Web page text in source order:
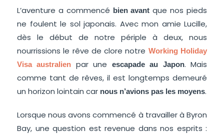
L’aventure a commencé bien avant que nos pieds
ne foulent le sol japonais. Avec mon amie Lucille,
dès le début de notre périple à deux, nous
nourrissions le rêve de clore notre Working Holiday
Visa australien par une escapade au Japon. Mais
comme tant de rêves, il est longtemps demeuré
un horizon lointain car nous n’avions pas les moyens.
Lorsque nous avons commencé à travailler à Byron
Bay, une question est revenue dans nos esprits :